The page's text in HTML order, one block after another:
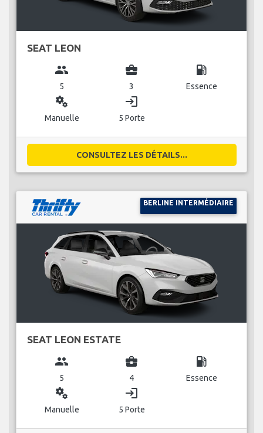
SEAT LEON
group
5
business_center
3
local_gas_station
Essence
miscellaneous_services
Manuelle
login
5 Porte
CONSULTEZ LES DÉTAILS...
BERLINE INTERMÉDIAIRE
SEAT LEON ESTATE
group
5
business_center
4
local_gas_station
Essence
miscellaneous_services
Manuelle
login
5 Porte